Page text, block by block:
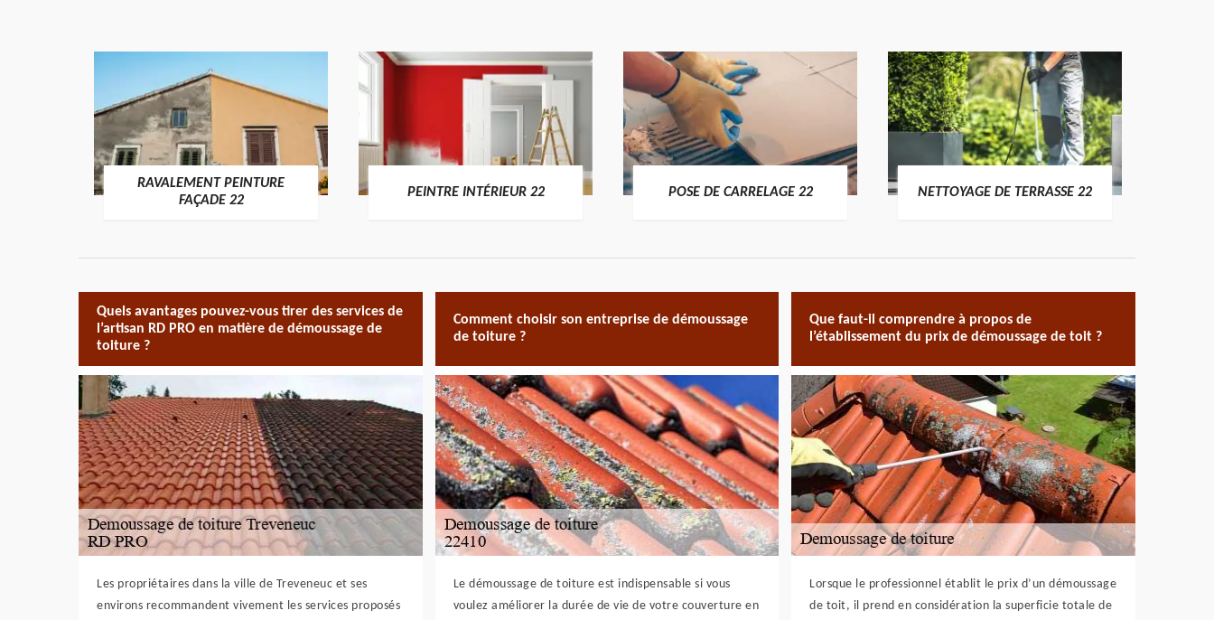
RAVALEMENT PEINTURE
FAÇADE 22
PEINTRE INTÉRIEUR 22 POSE DE CARRELAGE 22 NETTOYAGE DE TERRASSE 22
Quels avantages pouvez-vous tirer des services de
l’artisan RD PRO en matière de démoussage de
toiture ?
Les propriétaires dans la ville de Treveneuc et ses
environs recommandent vivement les services proposés
Comment choisir son entreprise de démoussage
de toiture ?
Le démoussage de toiture est indispensable si vous
voulez améliorer la durée de vie de votre couverture en
Que faut-il comprendre à propos de
l’établissement du prix de démoussage de toit ?
Lorsque le professionnel établit le prix d’un démoussage
de toit, il prend en considération la superficie totale de